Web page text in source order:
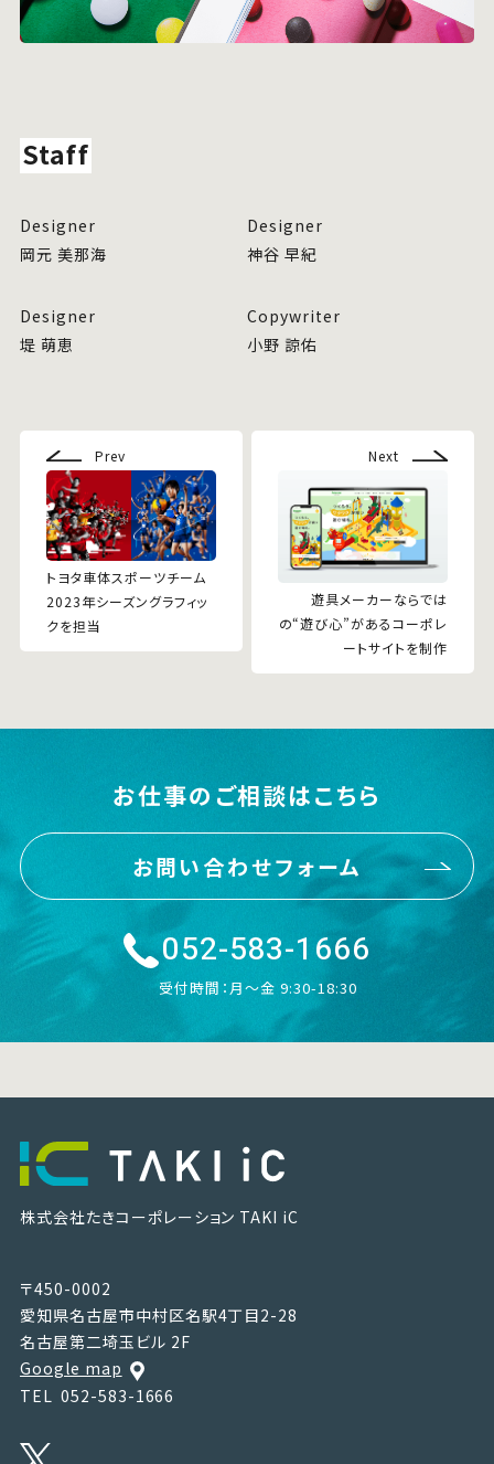
Staff
Designer
岡元 美那海
Designer
神谷 早紀
Designer
堤 萌恵
Copywriter
小野 諒佑
トヨタ車体スポーツチーム
2023年シーズングラフィッ
クを担当
Prev
遊具メーカーならでは
の“遊び心”があるコーポレ
ートサイトを制作
Next
お仕事のご相談はこちら
お問い合わせフォーム
052-583-1666
受付時間：月〜金 9:30-18:30
株式会社たきコーポレーション TAKI iC
〒450-0002
愛知県名古屋市中村区名駅4丁目2-28
名古屋第二埼玉ビル 2F
Google map
TEL 052-583-1666